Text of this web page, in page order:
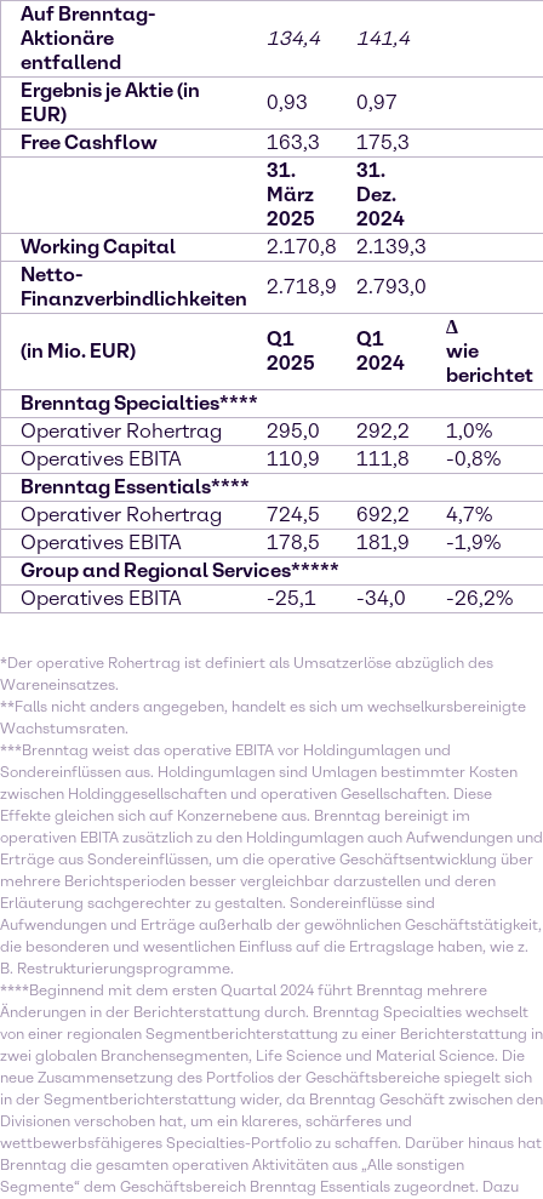
Auf Brenntag-
Aktionäre
entfallend
134,4 141,4
Ergebnis je Aktie (in
EUR)
0,93
0,97
Free Cashflow
163,3
175,3
31.
März
2025
31.
Dez.
2024
Working Capital
2.170,8
2.139,3
Netto-
Finanzverbindlichkeiten
2.718,9 2.793,0
(in Mio. EUR)
Q1
2025
Q1
2024
∆
wie
berichtet
Brenntag Specialties****
Operativer Rohertrag
295,0 292,2
1,0%
Operatives EBITA
110,9 111,8
-0,8%
Brenntag Essentials****
Operativer Rohertrag
724,5 692,2
4,7%
Operatives EBITA
178,5 181,9
-1,9%
Group and Regional Services*****
Operatives EBITA
-25,1 -34,0 -26,2%
*Der operative Rohertrag ist definiert als Umsatzerlöse abzüglich des
Wareneinsatzes.
**Falls nicht anders angegeben, handelt es sich um wechselkursbereinigte
Wachstumsraten.
***Brenntag weist das operative EBITA vor Holdingumlagen und
Sondereinflüssen aus. Holdingumlagen sind Umlagen bestimmter Kosten
zwischen Holdinggesellschaften und operativen Gesellschaften. Diese
Effekte gleichen sich auf Konzernebene aus. Brenntag bereinigt im
operativen EBITA zusätzlich zu den Holdingumlagen auch Aufwendungen und
Erträge aus Sondereinflüssen, um die operative Geschäftsentwicklung über
mehrere Berichtsperioden besser vergleichbar darzustellen und deren
Erläuterung sachgerechter zu gestalten. Sondereinflüsse sind
Aufwendungen und Erträge außerhalb der gewöhnlichen Geschäftstätigkeit,
die besonderen und wesentlichen Einfluss auf die Ertragslage haben, wie z.
B. Restrukturierungsprogramme.
****Beginnend mit dem ersten Quartal 2024 führt Brenntag mehrere
Änderungen in der Berichterstattung durch. Brenntag Specialties wechselt
von einer regionalen Segmentberichterstattung zu einer Berichterstattung in
zwei globalen Branchensegmenten, Life Science und Material Science. Die
neue Zusammensetzung des Portfolios der Geschäftsbereiche spiegelt sich
in der Segmentberichterstattung wider, da Brenntag Geschäft zwischen den
Divisionen verschoben hat, um ein klareres, schärferes und
wettbewerbsfähigeres Specialties-Portfolio zu schaffen. Darüber hinaus hat
Brenntag die gesamten operativen Aktivitäten aus „Alle sonstigen
Segmente“ dem Geschäftsbereich Brenntag Essentials zugeordnet. Dazu